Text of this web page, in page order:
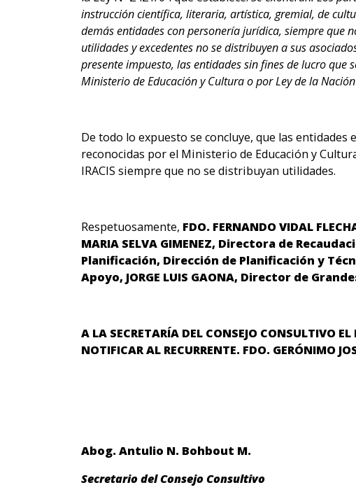
instrucción científica, literaria, artística, gremial, de
demás entidades con personería jurídica, siempre que
utilidades y excedentes no se distribuyen a sus
presente impuesto, las entidades sin fines de lucro
Ministerio de Educación y Cultura o por Ley de la Nación
De todo lo expuesto se concluye, que las entidades
reconocidas por el Ministerio de Educación y
IRACIS siempre que no se distribuyan utilidades.
Respetuosamente, FDO. FERNANDO VIDAL
MARIA SELVA GIMENEZ, Directora de
Planificación, Dirección de Planificación y
Apoyo, JORGE LUIS GAONA, Director de
A LA SECRETARÍA DEL CONSEJO CONSULTIVO
NOTIFICAR AL RECURRENTE. FDO. GERÓNIMO
Abog. Antulio N. Bohbout M.
Secretario del Consejo Consultivo